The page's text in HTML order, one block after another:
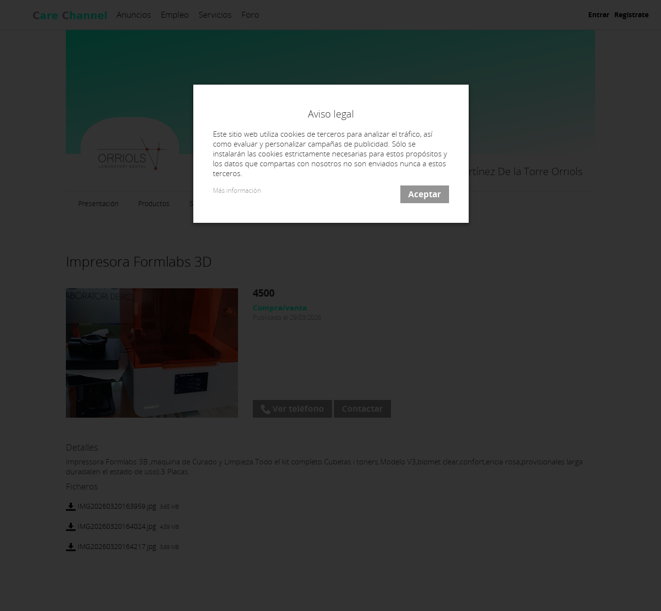
Anuncios Empleo Servicios Foro Entrar Regístrate
Elena Martínez De la Torre Orriols
Presentación Productos Servicios
Impresora Formlabs 3D
4500
Compra/venta
Publicado el 29/03/2026
Detalles
Impressora Formlabs 3B ,maquina de Curado y Limpieza.Todo el kit completo.Cubetas i toners.Modelo V3,biomet clear,confort,encia rosa,provisionales larga
durada(en el estado de uso).3 Placas.
Ficheros
IMG20260320163959.jpg 3,68 MB
IMG20260320164024.jpg 4,89 MB
IMG20260320164217.jpg 3,69 MB
Aviso legal
Este sitio web utiliza cookies de terceros para analizar el tráfico, así
como evaluar y personalizar campañas de publicidad. Sólo se
instalarán las cookies estrictamente necesarias para estos propósitos y
los datos que compartas con nosotros no son enviados nunca a estos
terceros.
Más información